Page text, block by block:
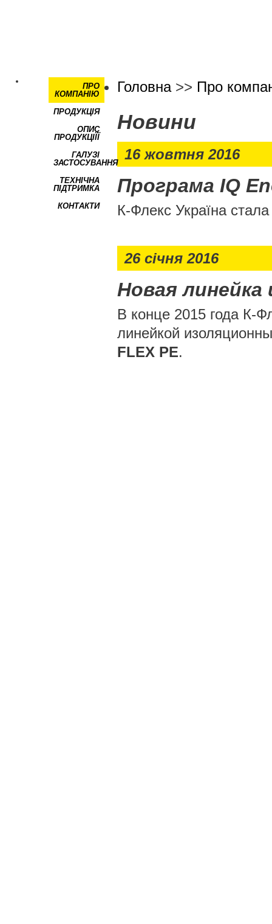
ПРО
КОМПАНІЮ
ПРОДУКЦІЯ
ОПИС
ПРОДУКЦІЇЇ
ГАЛУЗІ
ЗАСТОСУВАННЯ
ТЕХНІЧНА
ПІДТРИМКА
КОНТАКТИ
Головна>> Про
Новини
16 жовтня 2016
Програма IQ
К-Флекс Україна
26 січня 2016
Новая
В конце 2015 года К-
линейкой
FLEX PE.